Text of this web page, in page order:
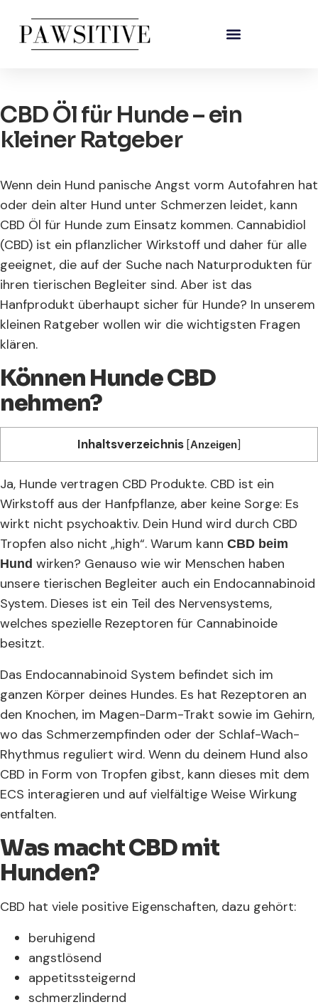
CBD Öl für Hunde – ein
kleiner Ratgeber
Wenn dein Hund panische Angst vorm Autofahren hat
oder dein alter Hund unter Schmerzen leidet, kann
CBD Öl für Hunde zum Einsatz kommen. Cannabidiol
(CBD) ist ein pflanzlicher Wirkstoff und daher für alle
geeignet, die auf der Suche nach Naturprodukten für
ihren tierischen Begleiter sind. Aber ist das
Hanfprodukt überhaupt sicher für Hunde? In unserem
kleinen Ratgeber wollen wir die wichtigsten Fragen
klären.
Können Hunde CBD
nehmen?
Inhaltsverzeichnis [Anzeigen]
Ja, Hunde vertragen CBD Produkte. CBD ist ein
Wirkstoff aus der Hanfpflanze, aber keine Sorge: Es
wirkt nicht psychoaktiv. Dein Hund wird durch CBD
Tropfen also nicht „high“. Warum kann CBD beim
Hund wirken? Genauso wie wir Menschen haben
unsere tierischen Begleiter auch ein Endocannabinoid
System. Dieses ist ein Teil des Nervensystems,
welches spezielle Rezeptoren für Cannabinoide
besitzt.
Das Endocannabinoid System befindet sich im
ganzen Körper deines Hundes. Es hat Rezeptoren an
den Knochen, im Magen-Darm-Trakt sowie im Gehirn,
wo das Schmerzempfinden oder der Schlaf-Wach-
Rhythmus reguliert wird. Wenn du deinem Hund also
CBD in Form von Tropfen gibst, kann dieses mit dem
ECS interagieren und auf vielfältige Weise Wirkung
entfalten.
Was macht CBD mit
Hunden?
CBD hat viele positive Eigenschaften, dazu gehört:
beruhigend
angstlösend
appetitssteigernd
schmerzlindernd